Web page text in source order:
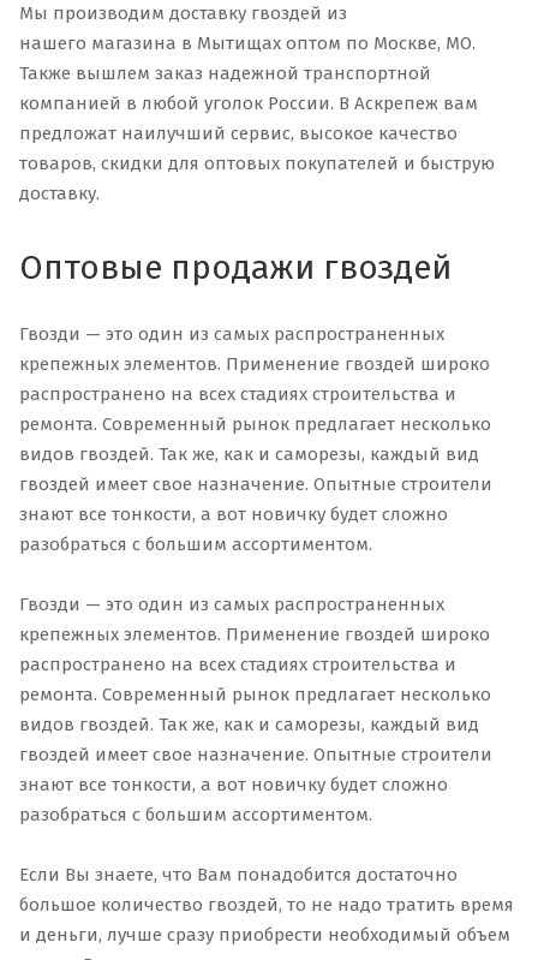
Мы производим доставку гвоздей из
нашего магазина в Мытищах оптом по Москве, МО.
Также вышлем заказ надежной транспортной
компанией в любой уголок России. В Аскрепеж вам
предложат наилучший сервис, высокое качество
товаров, скидки для оптовых покупателей и быструю
доставку.
Оптовые продажи гвоздей
Гвозди — это один из самых распространенных
крепежных элементов. Применение гвоздей широко
распространено на всех стадиях строительства и
ремонта. Современный рынок предлагает несколько
видов гвоздей. Так же, как и саморезы, каждый вид
гвоздей имеет свое назначение. Опытные строители
знают все тонкости, а вот новичку будет сложно
разобраться с большим ассортиментом.
Гвозди — это один из самых распространенных
крепежных элементов. Применение гвоздей широко
распространено на всех стадиях строительства и
ремонта. Современный рынок предлагает несколько
видов гвоздей. Так же, как и саморезы, каждый вид
гвоздей имеет свое назначение. Опытные строители
знают все тонкости, а вот новичку будет сложно
разобраться с большим ассортиментом.
Если Вы знаете, что Вам понадобится достаточно
большое количество гвоздей, то не надо тратить время
и деньги, лучше сразу приобрести необходимый объем